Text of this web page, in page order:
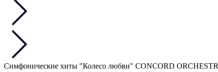
Симфонические хиты "Колесо любви" CONCORD